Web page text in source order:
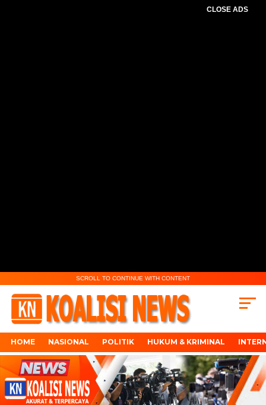
CLOSE ADS
SCROLL TO CONTINUE WITH CONTENT
HOME NASIONAL POLITIK HUKUM & KRIMINAL